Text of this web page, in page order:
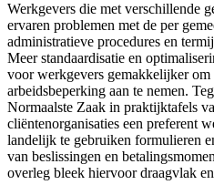
Werkgevers die met verschillende
ervaren problemen met de per
administratieve procedures en
Meer standaardisatie en
voor werkgevers gemakkelijker om
arbeidsbeperking aan te nemen.
Normaalste Zaak in praktijktafels
cliëntenorganisaties een preferent
landelijk te gebruiken formulieren
van beslissingen en
overleg bleek hiervoor draagvlak